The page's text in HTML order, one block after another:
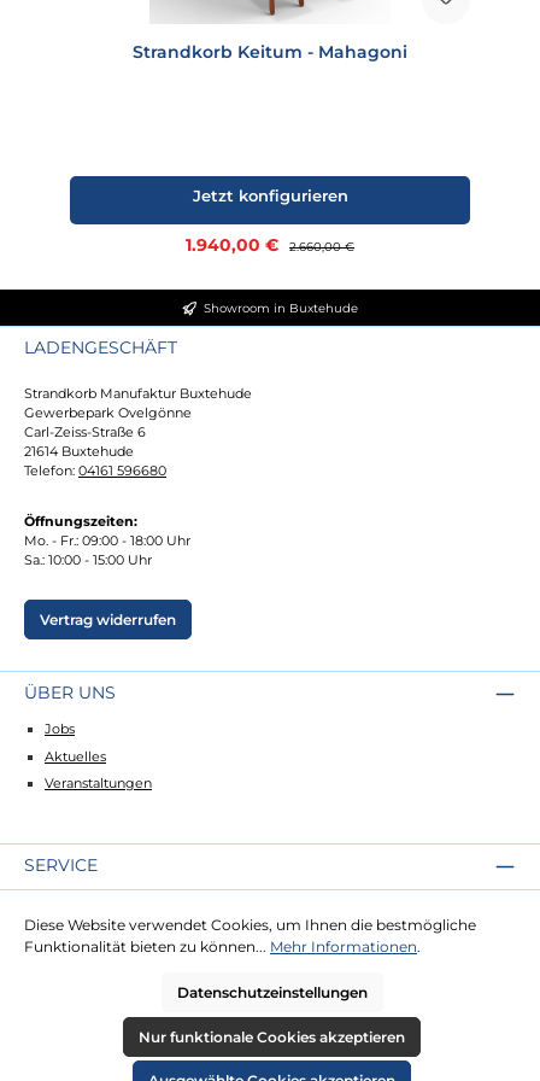
Strandkorb Keitum - Mahagoni
Verkaufspreis:
1.940,00 € Regulärer Preis:
2.660,00 €
Jetzt konfigurieren
Showroom in Buxtehude
LADENGESCHÄFT
Strandkorb Manufaktur Buxtehude
Gewerbepark Ovelgönne
Carl-Zeiss-Straße 6
21614 Buxtehude
Telefon: 04161 596680
Öffnungszeiten:
Mo. - Fr.: 09:00 - 18:00 Uhr
Sa.: 10:00 - 15:00 Uhr
Vertrag widerrufen
ÜBER UNS
Jobs
Aktuelles
Veranstaltungen
SERVICE
Lieferung
Zahlung
RECHTLICHES
Diese Website verwendet Cookies, um Ihnen die bestmögliche
Funktionalität bieten zu können... Mehr Informationen.
Datenschutzeinstellungen
Nur funktionale Cookies akzeptieren